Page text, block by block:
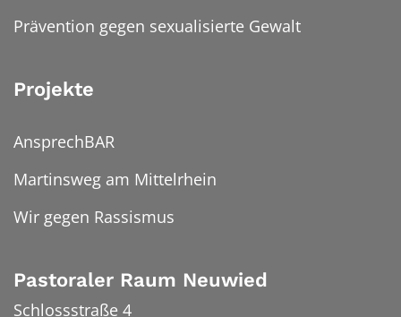
Prävention gegen sexualisierte Gewalt
Projekte
AnsprechBAR
Martinsweg am Mittelrhein
Wir gegen Rassismus
Pastoraler Raum Neuwied
Schlossstraße 4